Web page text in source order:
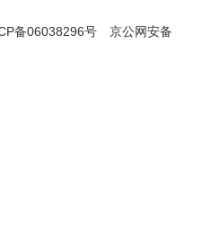
备06038296号
京公网安备